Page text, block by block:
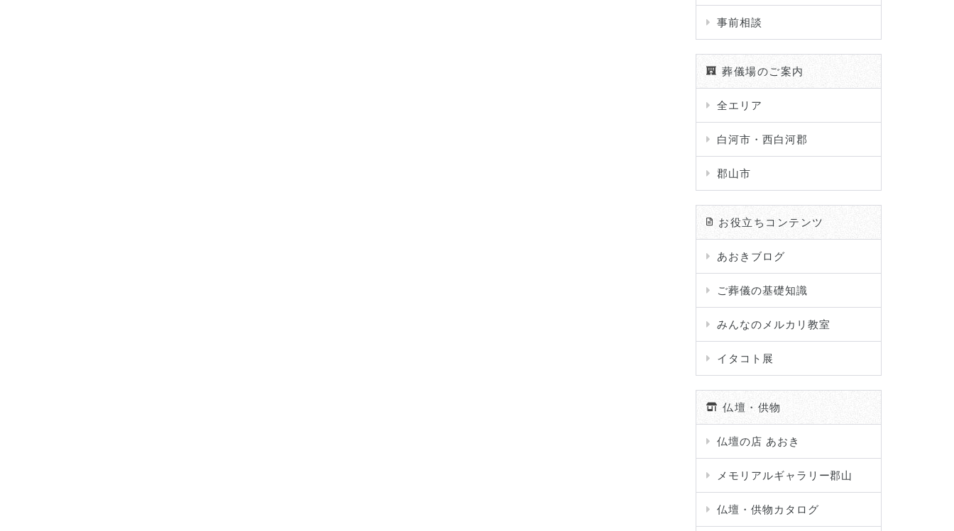
事前相談
葬儀場のご案内
全エリア
白河市・西白河郡
郡山市
お役立ちコンテンツ
あおきブログ
ご葬儀の基礎知識
みんなのメルカリ教室
イタコト展
仏壇・供物
仏壇の店 あおき
メモリアルギャラリー郡山
仏壇・供物カタログ